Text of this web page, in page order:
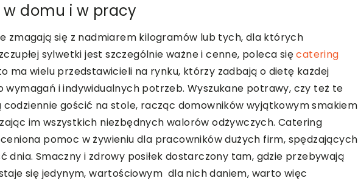
w domu i w pracy
zmagają się z nadmiarem kilogramów lub tych, dla których
sylwetki jest szczególnie ważne i cenne, poleca sięcatering
ma wielu przedstawicieli na rynku, którzy zadbają o dietę każdej
wymagań i indywidualnych potrzeb. Wyszukane potrawy, czy też te
gościć na stole, racząc domowników wyjątkowym smakiem
im wszystkich niezbędnych walorów odżywczych. Catering
pomoc w żywieniu dla pracowników dużych firm, spędzających
dnia. Smaczny i zdrowy posiłek dostarczony tam, gdzie przebywają
się jedynym, wartościowym dla nich daniem, warto więc